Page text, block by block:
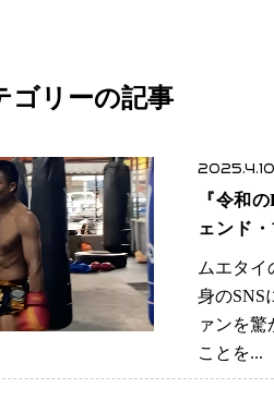
ゴリーの記事
2025.4.10
『令和
ェンド
月、日
ムエタ
身のSNS
ァンを
ことを...